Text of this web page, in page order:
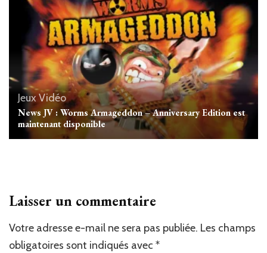
Jeux Vidéo
News JV : Worms Armageddon – Anniversary Edition est
maintenant disponible
Laisser un commentaire
Votre adresse e-mail ne sera pas publiée. Les champs
obligatoires sont indiqués avec *